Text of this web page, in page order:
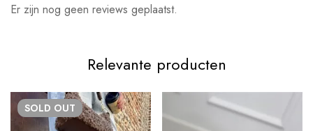
Er zijn nog geen reviews geplaatst.
Relevante producten
SOLD OUT